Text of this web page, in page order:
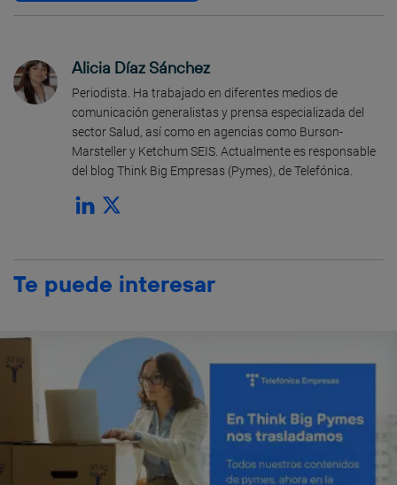
Alicia Díaz Sánchez
Periodista. Ha trabajado en diferentes medios de
comunicación generalistas y prensa especializada del
sector Salud, así como en agencias como Burson-
Marsteller y Ketchum SEIS. Actualmente es responsable
del blog Think Big Empresas (Pymes), de Telefónica.
Te puede interesar